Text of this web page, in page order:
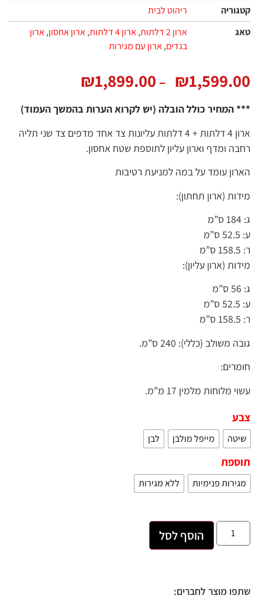
ריהוט לבית
,ארון 4 דלתות ,ארון אחסון,ארון
ארון עם מגירות
₪
–
₪1,899.00
כולל הובלה (יש לקרוא הערות בהמשך העמוד)
ארון 4 דלתות + 4 דלתות עליונות צד אחד מדפים צד שני תליה
ומדף וארון עליון לתוספת שטח אחסון.
עומד על במה למניעת רטיבות
(ארון תחתון):
(ארון עליון):
(כללי): 240 ס”מ.
מלמין 17 מ”מ.
מייפל מולבן לבן
פנימיות ללא מגירות
הוסף לסל
מוצר לחברים: